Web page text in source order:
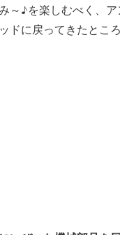
～♪を楽しむべく、
ドに戻ってきたところ